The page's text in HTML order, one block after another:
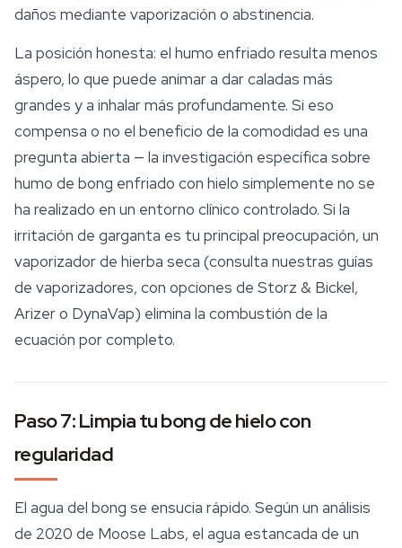
daños mediante vaporización o abstinencia.
La posición honesta: el humo enfriado resulta menos
áspero, lo que puede animar a dar caladas más
grandes y a inhalar más profundamente. Si eso
compensa o no el beneficio de la comodidad es una
pregunta abierta — la investigación específica sobre
humo de bong enfriado con hielo simplemente no se
ha realizado en un entorno clínico controlado. Si la
irritación de garganta es tu principal preocupación, un
vaporizador de hierba seca (consulta nuestras guías
de vaporizadores, con opciones de Storz & Bickel,
Arizer o DynaVap) elimina la combustión de la
ecuación por completo.
Paso 7: Limpia tu bong de hielo con
regularidad
El agua del bong se ensucia rápido. Según un análisis
de 2020 de Moose Labs, el agua estancada de un